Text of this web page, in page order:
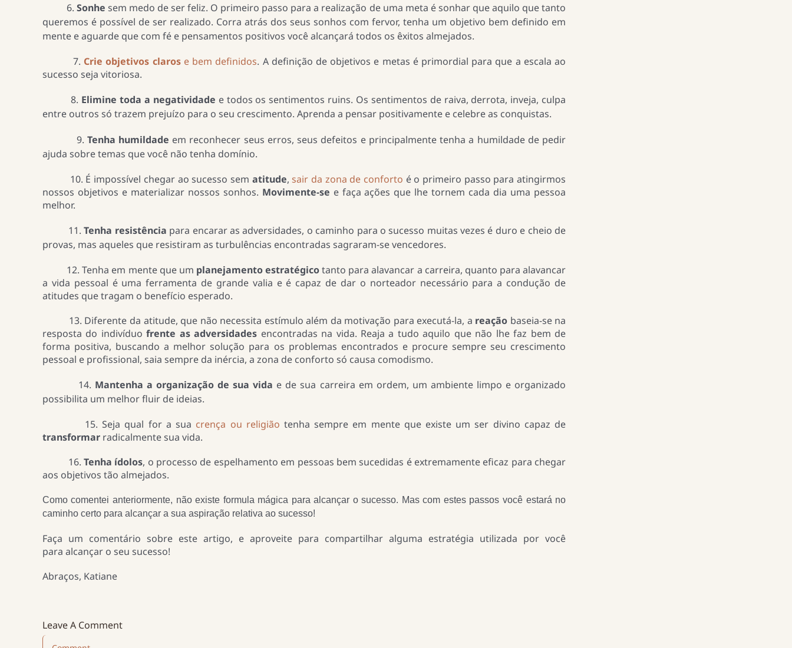
6. Sonhe sem medo de ser feliz. O primeiro passo para a realização de uma meta é sonhar que aquilo que tanto
queremos é possível de ser realizado. Corra atrás dos seus sonhos com fervor, tenha um objetivo bem definido em
mente e aguarde que com fé e pensamentos positivos você alcançará todos os êxitos almejados.
7. Crie objetivos clarose bem definidos. A definição de objetivos e metas é primordial para que a escala ao
sucesso seja vitoriosa.
8. Elimine toda a negatividade e todos os sentimentos ruins. Os sentimentos de raiva, derrota, inveja, culpa
entre outros só trazem prejuízo para o seu crescimento. Aprenda a pensar positivamente e celebre as conquistas.
9. Tenha humildade em reconhecer seus erros, seus defeitos e principalmente tenha a humildade de pedir
ajuda sobre temas que você não tenha domínio.
10. É impossível chegar ao sucesso sem atitude,sair da zona de conforto é o primeiro passo para atingirmos
nossos objetivos e materializar nossos sonhos. Movimente-se e faça ações que lhe tornem cada dia uma pessoa
melhor.
11. Tenha resistência para encarar as adversidades, o caminho para o sucesso muitas vezes é duro e cheio de
provas, mas aqueles que resistiram as turbulências encontradas sagraram-se vencedores.
12. Tenha em mente que um planejamento estratégicotanto para alavancar a carreira, quanto para alavancar
a vida pessoal é uma ferramenta de grande valia e é capaz de dar o norteador necessário para a condução de
atitudes que tragam o benefício esperado.
13. Diferente da atitude, que não necessita estímulo além da motivação para executá-la, a reação baseia-se na
resposta do indivíduofrente as adversidades encontradas na vida. Reaja a tudo aquilo que não lhe faz bem de
forma positiva, buscando a melhor solução para os problemas encontrados e procure sempre seu crescimento
pessoal e profissional, saia sempre da inércia, a zona de conforto só causa comodismo.
14. Mantenha a organização de sua vida e de sua carreira em ordem, um ambiente limpo e organizado
possibilita um melhor fluir de ideias.
15. Seja qual for a sua crença ou religião tenha sempre em mente que existe um ser divino capaz de
transformarradicalmente sua vida.
16. Tenha ídolos, o processo de espelhamento em pessoas bem sucedidas é extremamente eficaz para chegar
aos objetivos tão almejados.
Como comentei anteriormente, não existe formula mágica para alcançar o sucesso. Mas com estes passos você estará no
caminho certo para alcançar a sua aspiração relativa ao sucesso!
Faça um comentário sobre este artigo, e aproveite para compartilhar alguma estratégia utilizada por você
para alcançar o seu sucesso!
Abraços, Katiane
Leave A Comment
Comment